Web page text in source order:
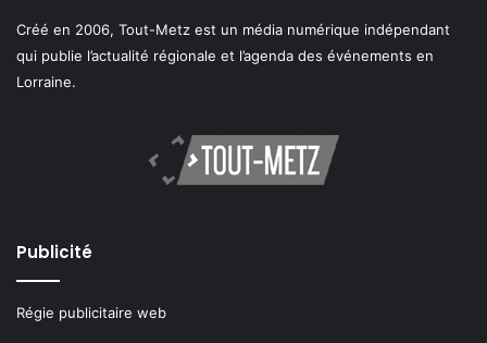
Créé en 2006, Tout-Metz est un média numérique indépendant
qui publie l’actualité régionale et l’agenda des événements en
Lorraine.
Publicité
Régie publicitaire web